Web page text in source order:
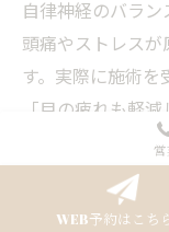
自律神経のバラ
頭痛やストレス
す。実際に施術を
「目の疲れも軽
り、セルフケア
血管だけでなく
WEB予約はこち